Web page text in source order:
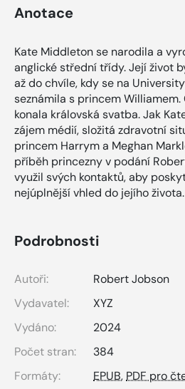
Anotace
Kate Middleton se narodila a
anglické střední třídy. Její život
až do chvíle, kdy se na
seznámila s princem
konala královská svatba. Jak
zájem médií, složitá zdravotní
princem Harrym a Meghan
příběh princezny v podání
využil svých kontaktů, aby
nejúplnější vhled do jejího života.
Podrobnosti
Autoři:
Robert Jobson
Vydavatel:
XYZ
Vydáno:
2024
Počet stran:
384
Formáty:
EPUB,PDF pro